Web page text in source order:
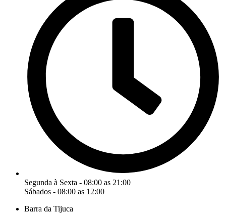
Segunda à Sexta - 08:00 as 21:00
Sábados - 08:00 as 12:00
Barra da Tijuca